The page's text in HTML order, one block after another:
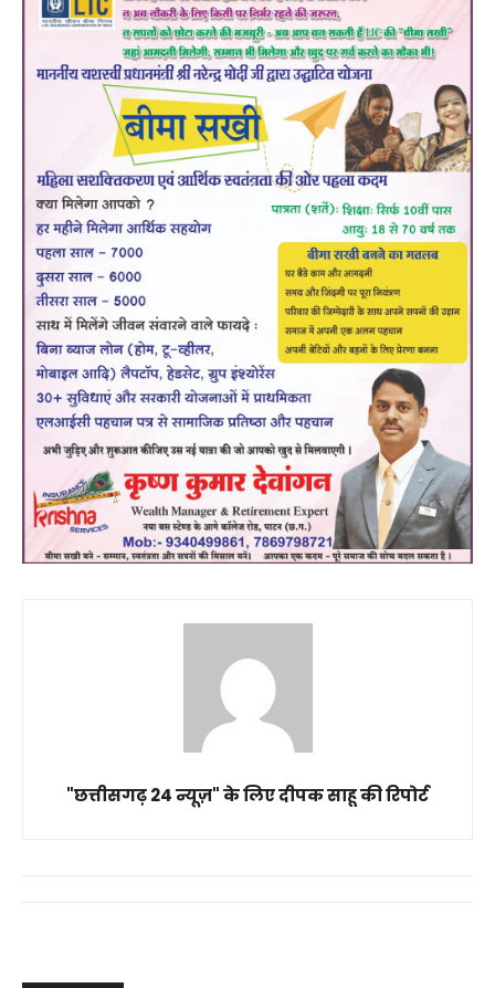
"छत्तीसगढ़ 24 न्यूज़" के लिए दीपक साहू की रिपोर्ट